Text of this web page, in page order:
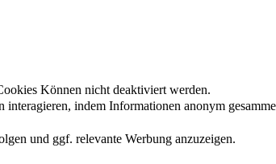
Können nicht deaktiviert werden.
indem Informationen anonym
und ggf. relevante Werbung anzuzeigen.